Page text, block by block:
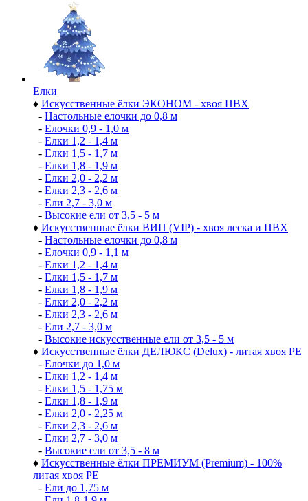
Елки
♦ Искусственные ёлки ЭКОНОМ - хвоя ПВХ
- Настольные елочки до 0,8 м
- Елочки 0,9 - 1,0 м
- Елки 1,2 - 1,4 м
- Елки 1,5 - 1,7 м
- Елки 1,8 - 1,9 м
- Елки 2,0 - 2,2 м
- Елки 2,3 - 2,6 м
- Ели 2,7 - 3,0 м
- Высокие ели от 3,5 - 5 м
♦ Искусственные ёлки ВИП (VIP) - хвоя леска и ПВХ
- Настольные елочки до 0,8 м
- Елочки 0,9 - 1,1 м
- Елки 1,2 - 1,4 м
- Елки 1,5 - 1,7 м
- Елки 1,8 - 1,9 м
- Елки 2,0 - 2,2 м
- Елки 2,3 - 2,6 м
- Ели 2,7 - 3,0 м
- Высокие искусственные ели от 3,5 - 5 м
♦ Искусственные ёлки ДЕЛЮКС (Delux) - литая хвоя РЕ
- Елочки до 1,0 м
- Елки 1,2 - 1,4 м
- Елки 1,5 - 1,75 м
- Елки 1,8 - 1,9 м
- Елки 2,0 - 2,25 м
- Елки 2,3 - 2,6 м
- Елки 2,7 - 3,0 м
- Высокие ели от 3,5 - 8 м
♦ Искусственные ёлки ПРЕМИУМ (Premium) - 100%
литая хвоя РЕ
- Ели до 1,75 м